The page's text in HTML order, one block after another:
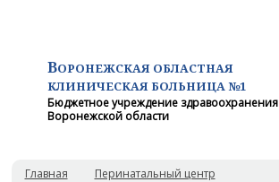
ВОРОНЕЖСКАЯ ОБЛАСТНАЯ
КЛИНИЧЕСКАЯ БОЛЬНИЦА №1
Бюджетное учреждение здравоохранения
Воронежской области
Главная
Перинатальный центр